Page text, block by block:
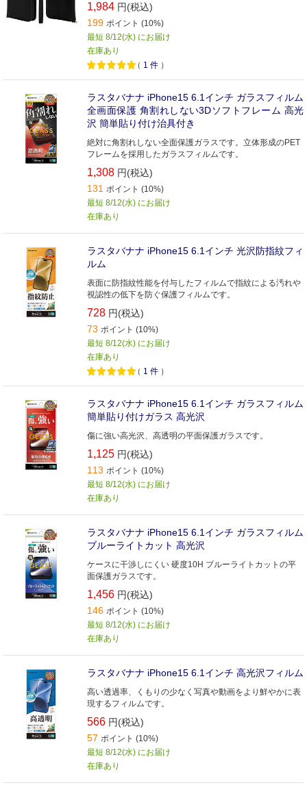
1,984 円(税込)
199 ポイント (10%)
最短 8/12(水) にお届け
在庫あり
（ 1 件 ）
ラスタバナナ iPhone15 6.1インチ ガラスフィルム
全画面保護 角割れしない3Dソフトフレーム 高光
沢 簡単貼り付け治具付き
絶対に角割れしない全面保護ガラスです。立体形成のPET
フレームを採用したガラスフィルムです。
1,308 円(税込)
131 ポイント (10%)
最短 8/12(水) にお届け
在庫あり
ラスタバナナ iPhone15 6.1インチ 光沢防指紋フィ
ルム
表面に防指紋性能を付与したフィルムで指紋による汚れや
視認性の低下を防ぐ保護フィルムです。
728 円(税込)
73 ポイント (10%)
最短 8/12(水) にお届け
在庫あり
（ 1 件 ）
ラスタバナナ iPhone15 6.1インチ ガラスフィルム
簡単貼り付けガラス 高光沢
傷に強い高光沢、高透明の平面保護ガラスです。
1,125 円(税込)
113 ポイント (10%)
最短 8/12(水) にお届け
在庫あり
ラスタバナナ iPhone15 6.1インチ ガラスフィルム
ブルーライトカット 高光沢
ケースに干渉しにくい 硬度10H ブルーライトカットの平
面保護ガラスです。
1,456 円(税込)
146 ポイント (10%)
最短 8/12(水) にお届け
在庫あり
ラスタバナナ iPhone15 6.1インチ 高光沢フィルム
高い透過率、くもりの少なく写真や動画をより鮮やかに表
現するフィルムです。
566 円(税込)
57 ポイント (10%)
最短 8/12(水) にお届け
在庫あり